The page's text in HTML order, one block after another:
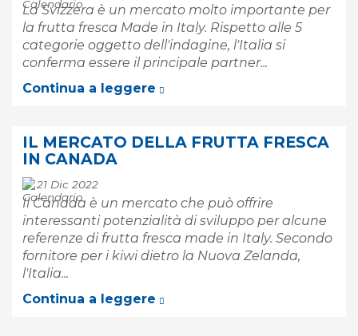
La Svizzera è un mercato molto importante per
la frutta fresca Made in Italy. Rispetto alle 5
categorie oggetto dell'indagine, l'Italia si
conferma essere il principale partner...
Continua a leggere
IL MERCATO DELLA FRUTTA FRESCA
IN CANADA
21 Dic 2022
Il Canada è un mercato che può offrire
interessanti potenzialità di sviluppo per alcune
referenze di frutta fresca made in Italy. Secondo
fornitore per i kiwi dietro la Nuova Zelanda,
l'Italia...
Continua a leggere